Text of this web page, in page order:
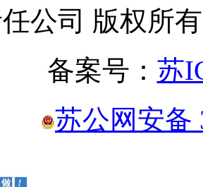
公司 版权所有
备案号： 苏
苏公网安备